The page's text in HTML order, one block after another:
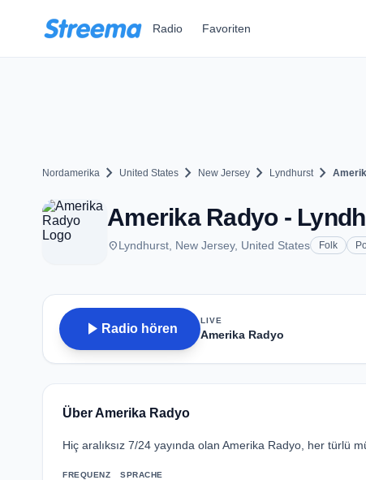
Radio Favoriten
Nordamerika chevron_right United States chevron_right New Jersey chevron_right Lyndhurstchevron_right
Amerika Radyo -
placeLyndhurst, New Jersey, United States Folk
play_arrow Radio hören
LIVE
Amerika Radyo
Über Amerika Radyo
Hiç aralıksız 7/24 yayında olan Amerika Radyo, her türlü
FREQUENZ SPRACHE